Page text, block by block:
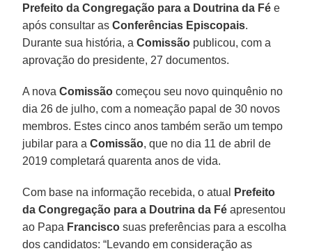
Prefeito da Congregação para a Doutrina da Fé e
após consultar asConferências Episcopais.
Durante sua história, aComissão publicou, com a
aprovação do presidente, 27 documentos.
A novaComissão começou seu novo quinquênio no
dia 26 de julho, com a nomeação papal de 30 novos
membros. Estes cinco anos também serão um tempo
jubilar para aComissão, que no dia 11 de abril de
2019 completará quarenta anos de vida.
Com base na informação recebida, o atual
Prefeito
da Congregação para a Doutrina da Fé apresentou
ao Papa Francisco suas preferências para a escolha
dos candidatos: “Levando em consideração as